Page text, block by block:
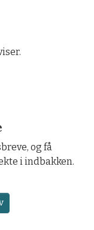
og få
i indbakken.